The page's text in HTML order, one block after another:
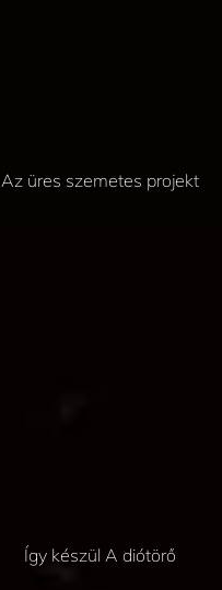
Az üres szemetes projekt
Így készül A diótörő